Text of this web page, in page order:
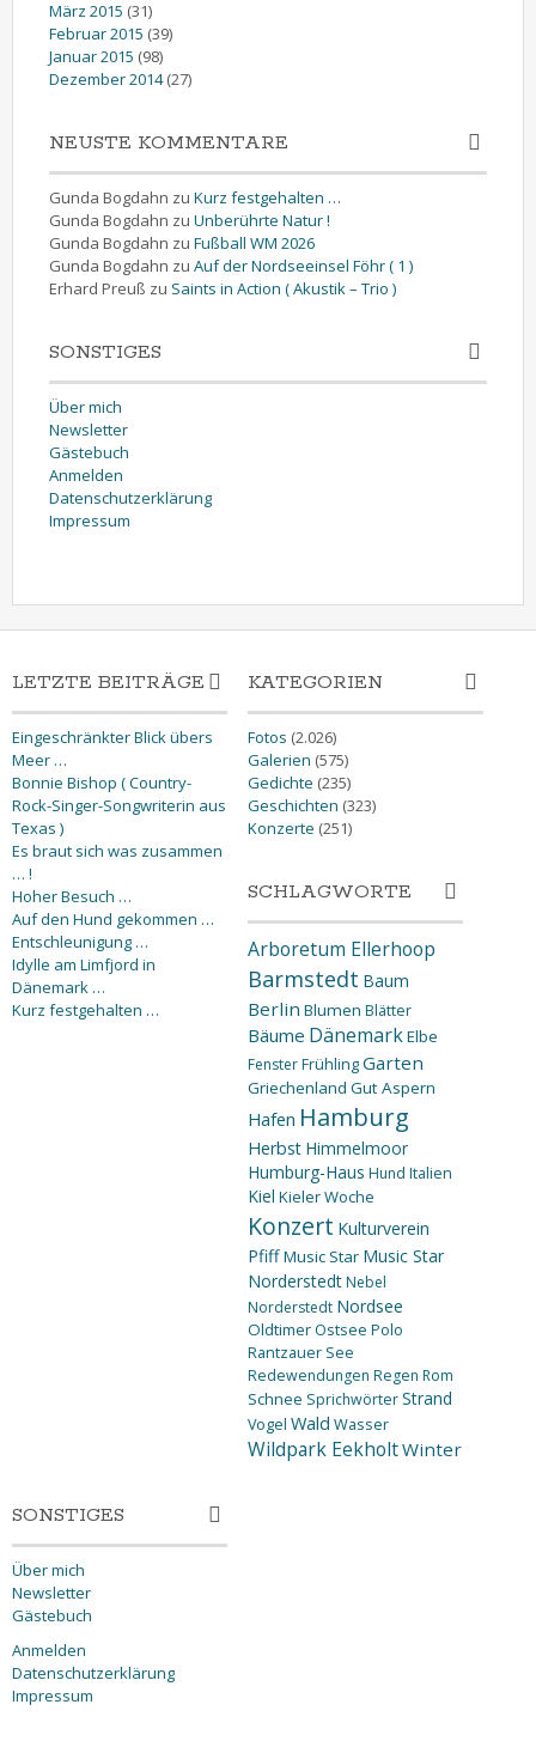
März 2015 (31)
Februar 2015 (39)
Januar 2015 (98)
Dezember 2014(27)
NEUSTE KOMMENTARE
Gunda Bogdahn zu Kurz festgehalten …
Gunda Bogdahn zu Unberührte Natur !
Gunda Bogdahn zu Fußball WM 2026
Gunda Bogdahn zu Auf der Nordseeinsel Föhr ( 1 )
Erhard Preuß zu Saints in Action ( Akustik – Trio )
SONSTIGES
Über mich
Newsletter
Gästebuch
Anmelden
Datenschutzerklärung
Impressum
LETZTE BEITRÄGE
Eingeschränkter Blick übers
Meer …
Bonnie Bishop ( Country-
Rock-Singer-Songwriterin aus
Texas )
Es braut sich was zusammen
… !
Hoher Besuch …
Auf den Hund gekommen …
Entschleunigung …
Idylle am Limfjord in
Dänemark …
Kurz festgehalten …
KATEGORIEN
Fotos (2.026)
Galerien (575)
Gedichte (235)
Geschichten (323)
Konzerte (251)
SCHLAGWORTE
Arboretum Ellerhoop
Barmstedt Baum
Berlin Blumen Blätter
Bäume DänemarkElbe
FensterFrühlingGarten
Griechenland Gut Aspern
Hafen Hamburg
Herbst Himmelmoor
Humburg-Haus Hund Italien
Kiel Kieler Woche
Konzert Kulturverein
PfiffMusic Star Music Star
Norderstedt Nebel
Norderstedt Nordsee
OldtimerOstsee Polo
Rantzauer See
Redewendungen Regen Rom
Schnee SprichwörterStrand
Vogel Wald Wasser
Wildpark EekholtWinter
SONSTIGES
Über mich
Newsletter
Gästebuch
Anmelden
Datenschutzerklärung
Impressum